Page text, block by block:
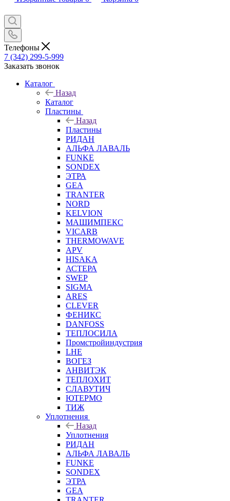
Телефоны
7 (342) 299-5-999
Заказать звонок
Каталог
Назад
Каталог
Пластины
Назад
Пластины
РИДАН
АЛЬФА ЛАВАЛЬ
FUNKE
SONDEX
ЭТРА
GEA
TRANTER
NORD
KELVION
МАШИМПЕКС
VICARB
THERMOWAVE
APV
HISAKA
АСТЕРА
SWEP
SIGMA
ARES
CLEVER
ФЕНИКС
DANFOSS
ТЕПЛОСИЛА
Промстройиндустрия
LHE
ВОГЕЗ
АНВИТЭК
ТЕПЛОХИТ
СЛАВУТИЧ
ЮТЕРМО
ТИЖ
Уплотнения
Назад
Уплотнения
РИДАН
АЛЬФА ЛАВАЛЬ
FUNKE
SONDEX
ЭТРА
GEA